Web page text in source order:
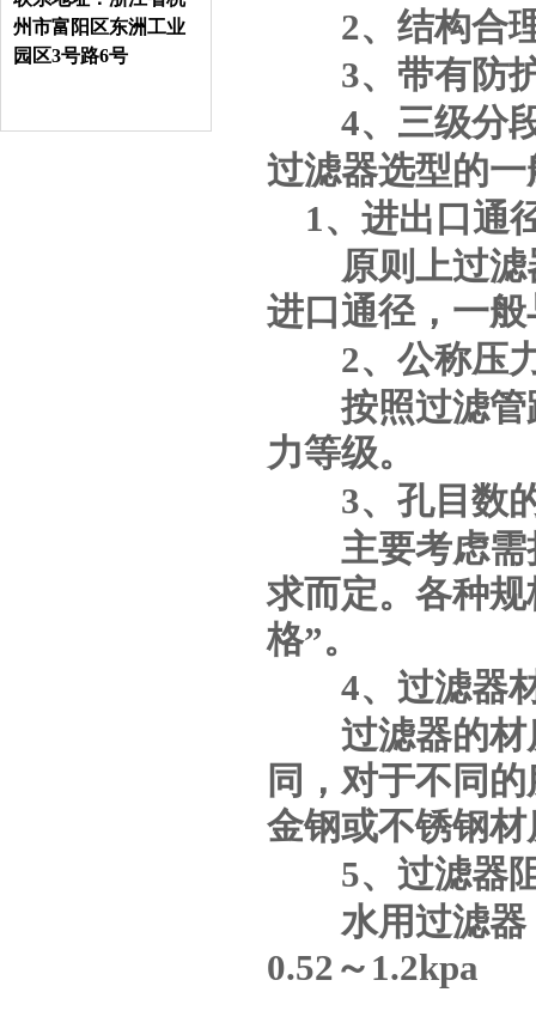
州市富阳区东洲工业
园区3号路6号
2、结构合
3、带有防
4、三级分
过滤器选型的
1、进出口通
原则上过滤
进口通径，一
2、公称压
按照过滤管
力等级。
3、孔目数
主要考虑需
求而定。各种
格”。
4、过滤器
过滤器的材
同，对于不同
金钢或不锈钢
5、过滤器
水用过滤器
0.52 ～ 1.2kpa